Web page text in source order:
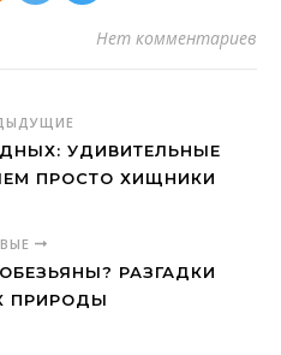
Нет комментариев
УДИВИТЕЛЬНЫЕ
ПРОСТО ХИЩНИКИ
РАЗГАДКИ
ПРИРОДЫ